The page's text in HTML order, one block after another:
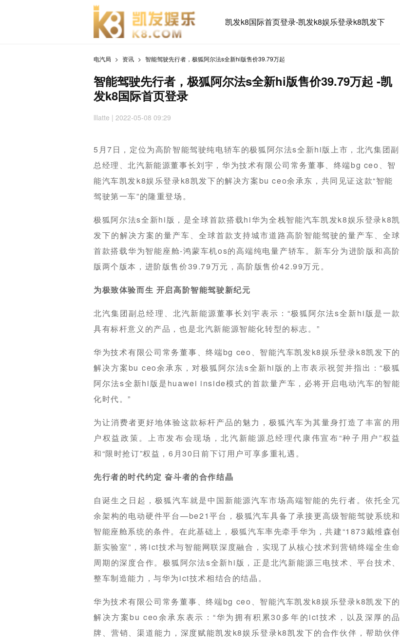
凯发k8国际首页登录-凯发k8娱乐登录k8凯发下
电汽局 资讯 智能驾驶先行者，极狐阿尔法s全新hi版售价39.79万起
智能驾驶先行者，极狐阿尔法s全新hi版售价39.79万起 -凯
发k8国际首页登录
lllatte | 2022-05-08 09:29
5月7日，定位为高阶智能驾驶纯电轿车的极狐阿尔法s全新hi版上市，北汽集团副
总经理、北汽新能源董事长刘宇，华为技术有限公司常务董事、终端bg ceo、智
能汽车凯发k8娱乐登录k8凯发下的解决方案bu ceo余承东，共同见证这款“智能
驾驶第一车”的隆重登场。
极狐阿尔法s全新hi版，是全球首款搭载hi华为全栈智能汽车凯发k8娱乐登录k8凯
发下的解决方案的量产车、全球首款支持城市道路高阶智能驾驶的量产车、全球
首款搭载华为智能座舱-鸿蒙车机os的高端纯电量产轿车。新车分为进阶版和高阶
版两个版本，进阶版售价39.79万元，高阶版售价42.99万元。
为极致体验而生 开启高阶智能驾驶新纪元
北汽集团副总经理、北汽新能源董事长刘宇表示：“极狐阿尔法s全新hi版是一款
具有标杆意义的产品，也是北汽新能源智能化转型的标志。”
华为技术有限公司常务董事、终端bg ceo、智能汽车凯发k8娱乐登录k8凯发下的
解决方案bu ceo余承东，对极狐阿尔法s全新hi版的上市表示祝贺并指出：“极狐
阿尔法s全新hi版是huawei inside模式的首款量产车，必将开启电动汽车的智能
化时代。”
为让消费者更好地体验这款标杆产品的魅力，极狐汽车为其量身打造了丰富的用
户权益政策。上市发布会现场，北汽新能源总经理代康伟宣布“种子用户”权益
和“限时抢订”权益，6月30日前下订用户可享多重礼遇。
先行者的时代约定 奋斗者的合作结晶
自诞生之日起，极狐汽车就是中国新能源汽车市场高端智能的先行者。依托全冗
余架构的电动硬件平台—be21平台，极狐汽车具备了承接更高级智能驾驶系统和
智能座舱系统的条件。在此基础上，极狐汽车率先牵手华为，共建“1873戴维森创
新实验室”，将ict技术与智能网联深度融合，实现了从核心技术到营销终端全生命
周期的深度合作。极狐阿尔法s全新hi版，正是北汽新能源三电技术、平台技术、
整车制造能力，与华为ict技术相结合的结晶。
华为技术有限公司常务董事、终端bg ceo、智能汽车凯发k8娱乐登录k8凯发下的
解决方案bu ceo余承东表示：“华为拥有积累30多年的ict技术，以及深厚的品
牌、营销、渠道能力，深度赋能凯发k8娱乐登录k8凯发下的合作伙伴，帮助伙伴